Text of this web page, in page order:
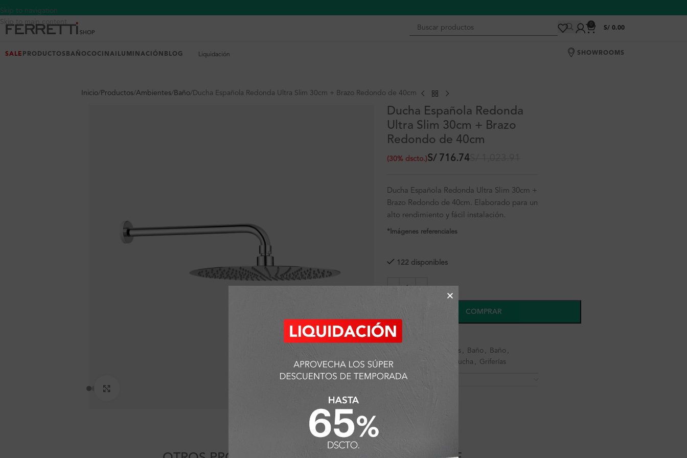
Skip to navigation
Skip to main content
0
S/ 0.00
SALE PRODUCTOS BAÑOCOCINA ILUMINACIÓN BLOG Liquidación SHOWROOMS
Inicio Productos Ambientes Baño Ducha Española Redonda Ultra Slim 30cm + Brazo Redondo de 40cm
Ducha Española Redonda
Ultra Slim 30cm + Brazo
Redondo de 40cm
S/716.74
(30% dscto.) S/
Ducha Española Redonda Ultra Slim 30cm +
Brazo Redondo de 40cm. Elaborado para un
alto rendimiento y fácil instalación.
*Imágenes referenciales
122 disponibles
COMPRAR
SKU:
Categorías:
Ambientes , Baño , Baño ,
Cabezas de ducha
Ducha , Griferías
Detalles y Material